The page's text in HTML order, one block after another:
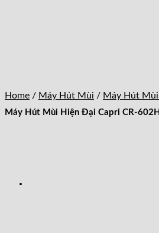
Home / Máy Hút Mùi / Máy Hút
Máy Hút Mùi Hiện Đại Capri CR-